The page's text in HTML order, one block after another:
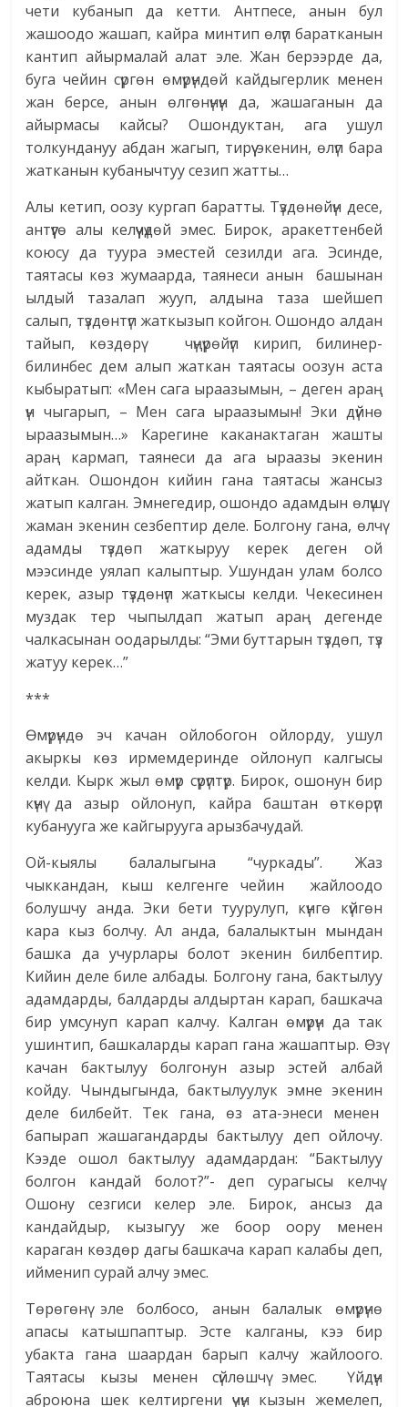
чети кубанып да кетти. Антпесе, анын бул
жашоодо жашап, кайра минтип өлүп баратканын
кантип айырмалай алат эле. Жан берээрде да,
буга чейин сүргөн өмүрүндөй кайдыгерлик менен
жан берсе, анын өлгөнүнүн да, жашаганын да
айырмасы кайсы? Ошондуктан, ага ушул
толкундануу абдан жагып, тирүү экенин, өлүп бара
жатканын кубанычтуу сезип жатты…
Алы кетип, оозу кургап баратты. Түздөнөйүн десе,
антүүгө алы келүүчүдөй эмес. Бирок, аракеттенбей
коюсу да туура эместей сезилди ага. Эсинде,
таятасы көз жумаарда, таянеси анын башынан
ылдый тазалап жууп, алдына таза шейшеп
салып, түздөнтүп жаткызып койгон. Ошондо алдан
тайып, көздөрү чүңүрөйүп кирип, билинер-
билинбес дем алып жаткан таятасы оозун аста
кыбыратып: «Мен сага ыраазымын, – деген араң
үн чыгарып, – Мен сага ыраазымын! Эки дүйнө
ыраазымын…» Карегине каканактаган жашты
араң кармап, таянеси да ага ыраазы экенин
айткан. Ошондон кийин гана таятасы жансыз
жатып калган. Эмнегедир, ошондо адамдын өлүшү
жаман экенин сезбептир деле. Болгону гана, өлчү
адамды түздөп жаткыруу керек деген ой
мээсинде уялап калыптыр. Ушундан улам болсо
керек, азыр түздөнүп жаткысы келди. Чекесинен
муздак тер чыпылдап жатып араң дегенде
чалкасынан оодарылды: “Эми буттарын түздөп, түз
жатуу керек…”
***
Өмүрүндө эч качан ойлобогон ойлорду, ушул
акыркы көз ирмемдеринде ойлонуп калгысы
келди. Кырк жыл өмүр сүрүптүр. Бирок, ошонун бир
күнү да азыр ойлонуп, кайра баштан өткөрүп
кубанууга же кайгырууга арызбачудай.
Ой-кыялы балалыгына “чуркады”. Жаз
чыккандан, кыш келгенге чейин жайлоодо
болушчу анда. Эки бети туурулуп, күнгө күйгөн
кара кыз болчу. Ал анда, балалыктын мындан
башка да учурлары болот экенин билбептир.
Кийин деле биле албады. Болгону гана, бактылуу
адамдарды, балдарды алдыртан карап, башкача
бир умсунуп карап калчу. Калган өмүрүн да так
ушинтип, башкаларды карап гана жашаптыр. Өзү
качан бактылуу болгонун азыр эстей албай
койду. Чындыгында, бактылуулук эмне экенин
деле билбейт. Тек гана, өз ата-энеси менен
бапырап жашагандарды бактылуу деп ойлочу.
Кээде ошол бактылуу адамдардан: “Бактылуу
болгон кандай болот?”- деп сурагысы келчү.
Ошону сезгиси келер эле. Бирок, ансыз да
кандайдыр, кызыгуу же боор оору менен
караган көздөр дагы башкача карап калабы деп,
ийменип сурай алчу эмес.
Төрөгөнү эле болбосо, анын балалык өмүрүнө
апасы катышпаптыр. Эсте калганы, кээ бир
убакта гана шаардан барып калчу жайлоого.
Таятасы кызы менен сүйлөшчү эмес. Үйдүн
аброюна шек келтиргени үчүн кызын жемелеп,